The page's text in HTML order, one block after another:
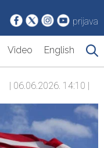
prijava
Video English
| 06.06.2026. 14:10 |